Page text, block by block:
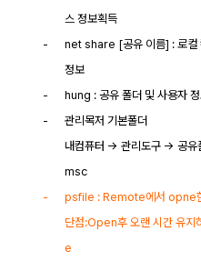
스 정보획득
-
net share [공유 이름] : 로컬
정보
-
hung : 공유 폴더 및 사용자
-
관리목저 기본폴더
내컴퓨터 -> 관리도구 -> 공
msc
-
psfile : Remote에서 opne
단점:Open후 오랜 시간 유지
e